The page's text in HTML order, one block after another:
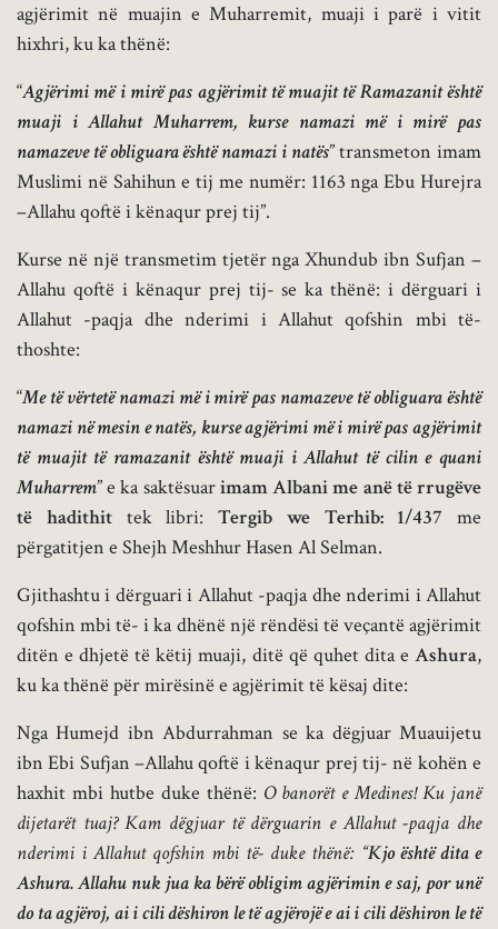
agjërimit në muajin e Muharremit, muaji i parë i vitit
hixhri, ku ka thënë:
“Agjërimi më i mirë pas agjërimit të muajit të Ramazanit është
muaji i Allahut Muharrem, kurse namazi më i mirë pas
namazeve të obliguara është namazi i natës” transmeton imam
Muslimi në Sahihun e tij me numër: 1163 nga Ebu Hurejra
–Allahu qoftë i kënaqur prej tij”.
Kurse në një transmetim tjetër nga Xhundub ibn Sufjan –
Allahu qoftë i kënaqur prej tij- se ka thënë: i dërguari i
Allahut -paqja dhe nderimi i Allahut qofshin mbi të-
thoshte:
“Me të vërtetë namazi më i mirë pas namazeve të obliguara është
namazi në mesin e natës, kurse agjërimi më i mirë pas agjërimit
të muajit të ramazanit është muaji i Allahut të cilin e quani
Muharrem” e ka saktësuarimam Albani me anë të rrugëve
të hadithittek libri: Tergib we Terhib: 1/437 me
përgatitjen e Shejh Meshhur Hasen Al Selman.
Gjithashtu i dërguari i Allahut -paqja dhe nderimi i Allahut
qofshin mbi të- i ka dhënë një rëndësi të veçantë agjërimit
ditën e dhjetë të këtij muaji, ditë që quhet dita e Ashura,
ku ka thënë për mirësinë e agjërimit të kësaj dite:
Nga Humejd ibn Abdurrahman se ka dëgjuar Muauijetu
ibn Ebi Sufjan –Allahu qoftë i kënaqur prej tij- në kohën e
haxhit mbi hutbe duke thënë: O banorët e Medines! Ku janë
dijetarët tuaj? Kam dëgjuar të dërguarin e Allahut -paqja dhe
nderimi i Allahut qofshin mbi të- duke thënë: “Kjo është dita e
Ashura. Allahu nuk jua ka bërë obligim agjërimin e saj, por unë
do ta agjëroj, ai i cili dëshiron le të agjërojë e ai i cili dëshiron le të